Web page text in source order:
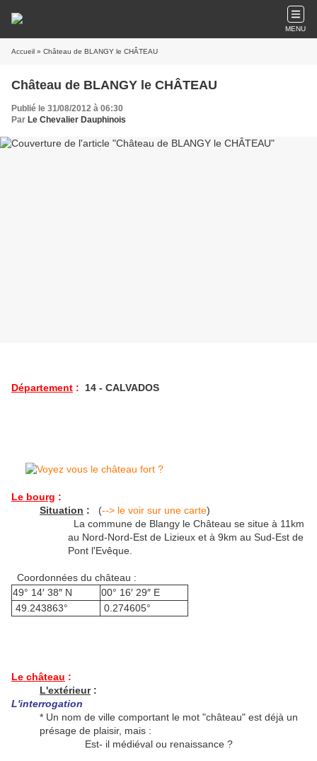
MENU
Accueil » Château de BLANGY le CHÂTEAU
Château de BLANGY le CHÂTEAU
Publié le 31/08/2012 à 06:30
Par Le Chevalier Dauphinois
Département : 14 - CALVADOS
Le bourg :
Situation : (--> le voir sur une carte)
La commune de Blangy le Château se situe à 11km
au Nord-Nord-Est de Lizieux et à 9km au Sud-Est de
Pont l'Evêque.
Coordonnées du château :
49° 14′ 38″ N
00° 16′ 29″ E
49.243863°
0.274605°
Le château :
L'extérieur:
L'interrogation
* Un nom de ville comportant le mot "château" est déjà un
présage de plaisir, mais :
Est- il médiéval ou renaissance ?